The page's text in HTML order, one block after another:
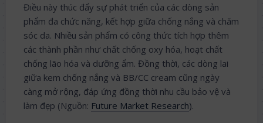
Điều này thúc đẩy sự phát triển của các dòng sản
phẩm đa chức năng, kết hợp giữa chống nắng và chăm
sóc da. Nhiều sản phẩm có công thức tích hợp thêm
các thành phần như chất chống oxy hóa, hoạt chất
chống lão hóa và dưỡng ẩm. Đồng thời, các dòng lai
giữa kem chống nắng và BB/CC cream cũng ngày
càng mở rộng, đáp ứng đồng thời nhu cầu bảo vệ và
làm đẹp (Nguồn: Future Market Research).